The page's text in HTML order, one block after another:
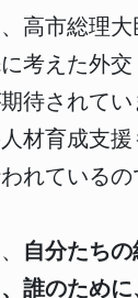
高市総理
考えた外
待されて
材育成支
れているの
自分たち
誰のため